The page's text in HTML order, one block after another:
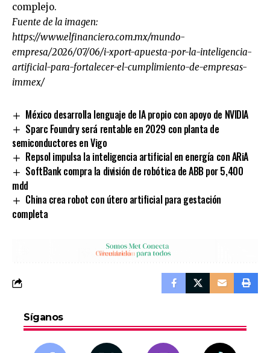
complejo.
Fuente de la imagen:
https://www.elfinanciero.com.mx/mundo-
empresa/2026/07/06/i-xport-apuesta-por-la-inteligencia-
artificial-para-fortalecer-el-cumplimiento-de-empresas-
immex/
México desarrolla lenguaje de IA propio con apoyo de NVIDIA
Sparc Foundry será rentable en 2029 con planta de
semiconductores en Vigo
Repsol impulsa la inteligencia artificial en energía con ARiA
SoftBank compra la división de robótica de ABB por 5,400
mdd
China crea robot con útero artificial para gestación
completa
Síganos